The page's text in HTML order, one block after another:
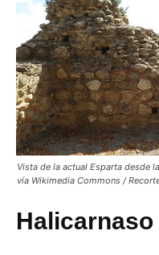
Vista de la actual Esparta desde
vía Wikimedia Commons /
Halicarnaso